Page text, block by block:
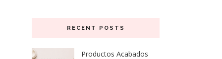
RECENT POSTS
Productos Acabados